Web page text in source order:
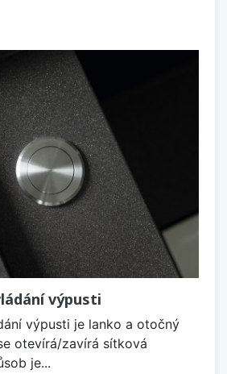
výpusti
výpusti je lanko a otočný
otevírá/zavírá sítková
je...